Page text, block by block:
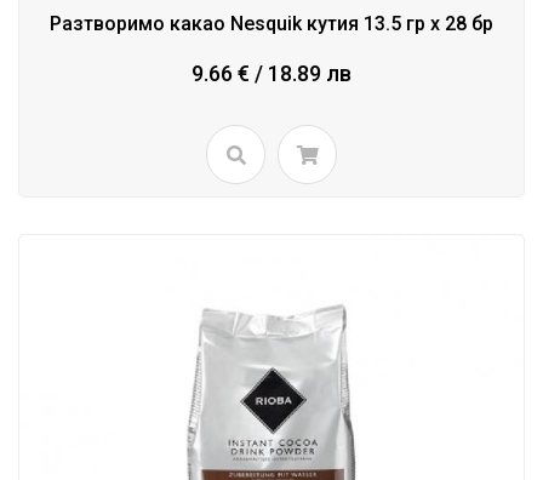
Разтворимо какао Nesquik кутия 13.5 гр х 28 бр
9.66 € / 18.89 лв